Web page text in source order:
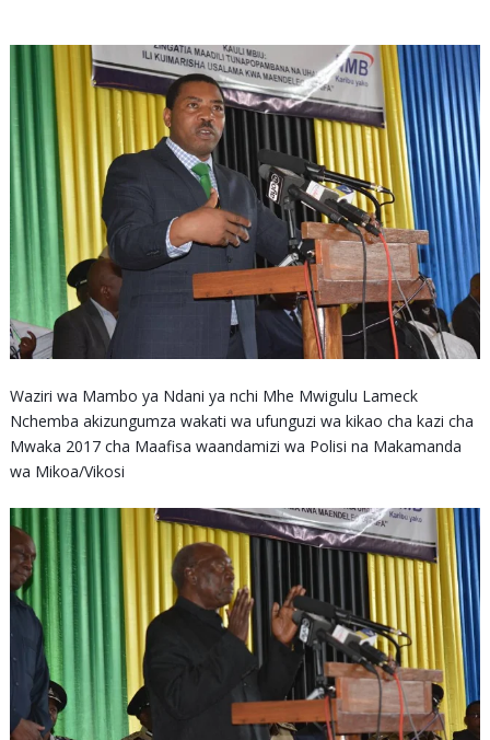
Waziri wa Mambo ya Ndani ya nchi Mhe Mwigulu Lameck
Nchemba akizungumza wakati wa ufunguzi wa kikao cha kazi cha
Mwaka 2017 cha Maafisa waandamizi wa Polisi na Makamanda
wa Mikoa/Vikosi